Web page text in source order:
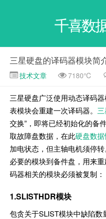
千喜数
三星硬盘的译码器模块简
技术文章 7180℃
三星硬盘广泛使用动态译码
表模块会重建一次译码器。
交换”，即将已经初始化的备
取故障盘数据，在此硬盘数据
加电状态，但主轴电机须停
必要的模块到备件盘，用来
码器相关的模块必须被复制：
1.SLISTHDR模块
包贪关于SLIST模块中缺陷